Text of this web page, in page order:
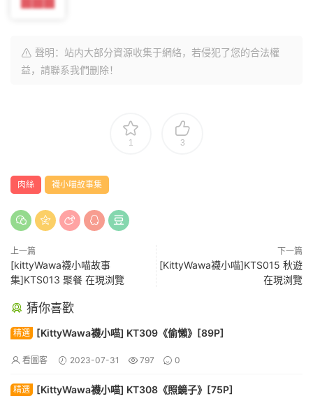
聲明：站内大部分資源收集于網絡，若侵犯了您的合法權
益，請聯系我們删除！
1 3
肉絲 襪小喵故事集
上一篇
[kittyWawa襪小喵故事
集]KTS013 聚餐 在現浏覽
下一篇
[KittyWawa襪小喵]KTS015 秋遊
在現浏覽
猜你喜歡
精選 [KittyWawa襪小喵] KT309《偷懶》[89P]
看圖客 2023-07-31 797 0
精選 [KittyWawa襪小喵] KT308《照鏡子》[75P]